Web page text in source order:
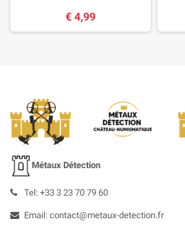
€ 4,99
Métaux Détection
Tel: +33 3 23 70 79 60
Email: contact@metaux-detection.fr